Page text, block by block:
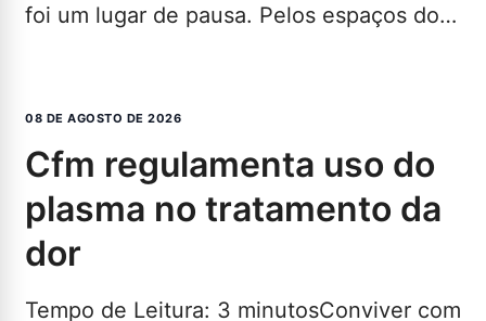
foi um lugar de pausa. Pelos espaços do
08 DE AGOSTO DE 2026
cfm regulamenta uso do
plasma no tratamento da
dor
Tempo de Leitura: 3 minutosConviver com